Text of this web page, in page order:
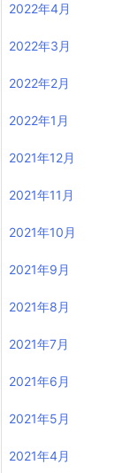
2022年4月
2022年3月
2022年2月
2022年1月
2021年12月
2021年11月
2021年10月
2021年9月
2021年8月
2021年7月
2021年6月
2021年5月
2021年4月